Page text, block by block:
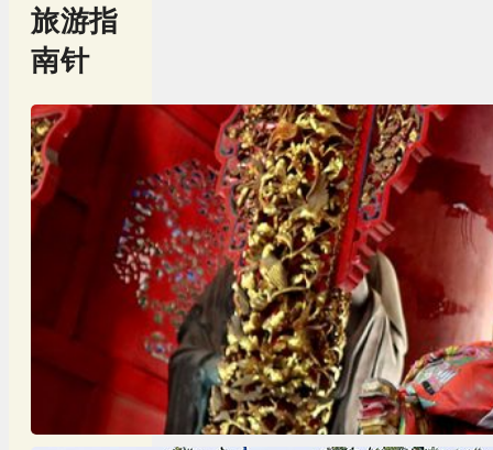
旅游指
南针